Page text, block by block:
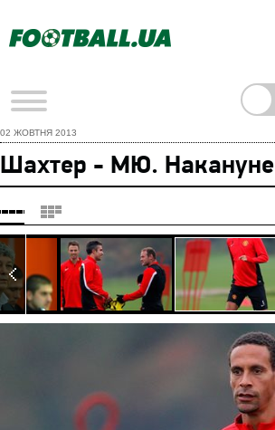
02 ЖОВТНЯ 2013
Шахтер - МЮ. Накануне